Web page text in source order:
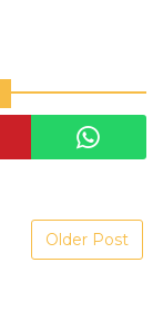
Older Post